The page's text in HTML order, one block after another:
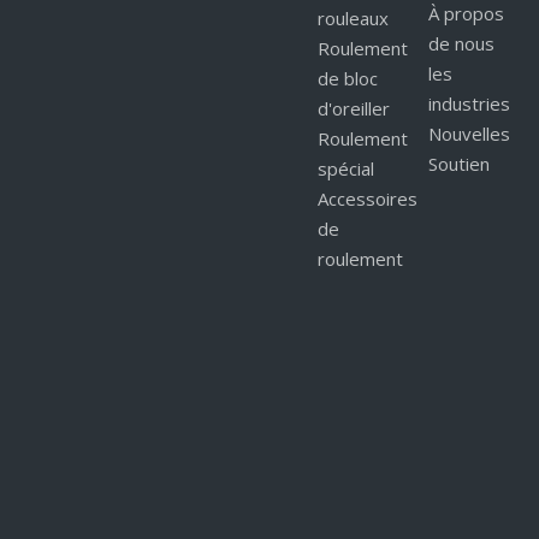
rouleaux
Roulement
de bloc
d'oreiller
Roulement
spécial
Accessoires
de
roulement
À propos
de nous
les
industries
Nouvelles
Soutien